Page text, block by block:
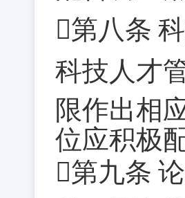
第八条
科技人才
限作出相
位应积极
第九条